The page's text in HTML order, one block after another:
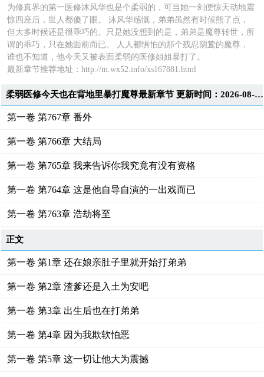
为修真界的第一医修沐风华也是个柔弱的，可当她一剑便惊天动地震
惊四座后，世人都傻了眼。 沐风华感慨，弟弟虽然有时候熊了点，
但大多时候还是很乖巧的。只是她没想到的是，弟弟是魔尊转世，所
谓的乖巧，只在她面前而已。 人人都惧怕的那个残忍阴鸷的魔尊，
谁也不知道，他今天又被表面柔弱的医修姐姐暴打了。
最新章节推荐地址：http://m.wx52.info/xs167881.html
柔弱医修今天也在背地里暴打魔尊最新章节 更新时间：2026-08-02T22:34:32
第一卷 第767章 番外
第一卷 第766章 大结局
第一卷 第765章 我来告诉你我究竟有没有资格
第一卷 第764章 这是他自导自演的一出戏而已
第一卷 第763章 浩劫将至
正文
第一卷 第1章 还在娘亲肚子里就开始打弟弟
第一卷 第2章 渣爹还是入土为安吧
第一卷 第3章 出生后也在打弟弟
第一卷 第4章 因为我欺软怕恶
第一卷 第5章 这一切让他大为震撼